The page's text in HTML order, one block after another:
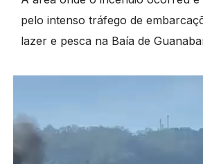
pelo intenso tráfego de
lazer e pesca na Baía de